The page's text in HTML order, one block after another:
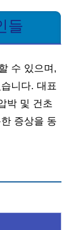
들
수 있으며,
니다. 대표
박 및 건초
증상을 동